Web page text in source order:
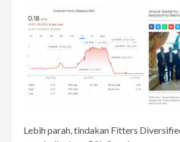
Lebih parah, tindakan Fitters